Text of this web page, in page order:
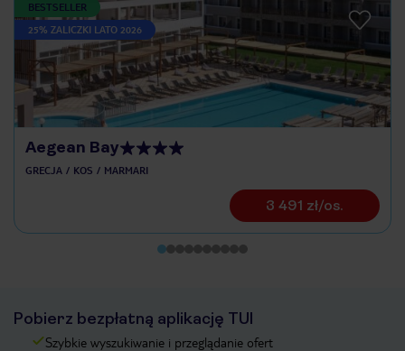
BESTSELLER
25% ZALICZKI LATO 2026
Aegean Bay
GRECJA KOS MARMARI
3 491 zł/os.
Pobierz bezpłatną aplikację TUI
Szybkie wyszukiwanie i przeglądanie ofert